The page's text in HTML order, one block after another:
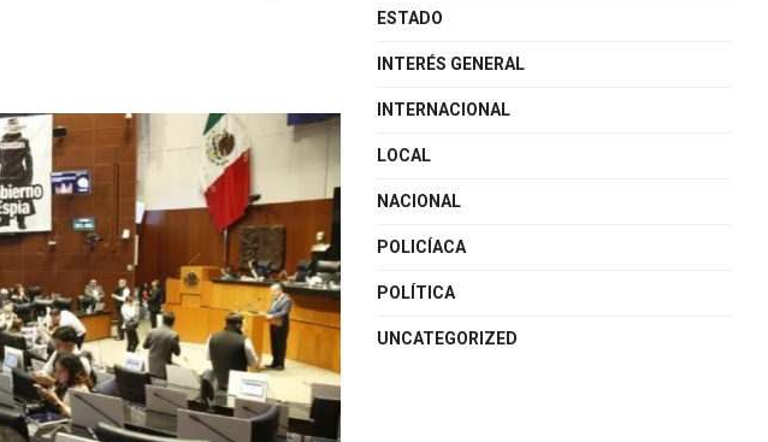
ESTADO
INTERÉS GENERAL
INTERNACIONAL
LOCAL
NACIONAL
POLICÍACA
POLÍTICA
UNCATEGORIZED